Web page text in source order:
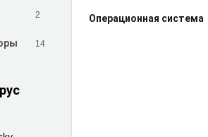
2
14
Операционная система